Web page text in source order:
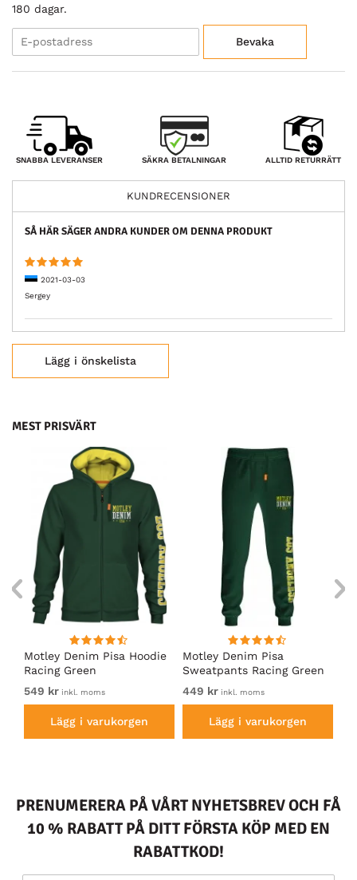
180 dagar.
Bevaka
SNABBA LEVERANSER SÄKRA BETALNINGAR ALLTID RETURRÄTT
KUNDRECENSIONER
SÅ HÄR SÄGER ANDRA KUNDER OM DENNA PRODUKT
2021-03-03
Sergey
Lägg i önskelista
MEST PRISVÄRT
Motley Denim Pisa Hoodie
Racing Green
549 kr inkl. moms
Lägg i varukorgen
Motley Denim Pisa
Sweatpants Racing Green
449 kr inkl. moms
Lägg i varukorgen
PRENUMERERA PÅ VÅRT NYHETSBREV OCH FÅ
10 % RABATT PÅ DITT FÖRSTA KÖP MED EN
RABATTKOD!